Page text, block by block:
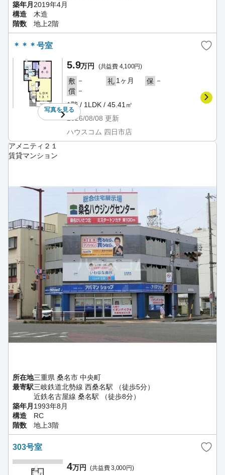
築年月 2019年4月
構造
木造
階数
地上2階
＊＊＊号室
写真を見る
5.9万円 (共益費 4,100円)
敷 － 礼 1ヶ月 保 －
償 －
1階 / 1LDK / 45.41㎡
2026/08/08 更新
ハウスコム 四日市店
アメニティ２１
賃貸マンション
所在地三重県 桑名市 中央町
最寄駅三岐鉄道北勢線 西桑名駅 （徒歩5分）
近鉄名古屋線 桑名駅 （徒歩8分）
築年月 1993年8月
構造
RC
階数
地上3階
303号室
4万円 (共益費 3,000円)